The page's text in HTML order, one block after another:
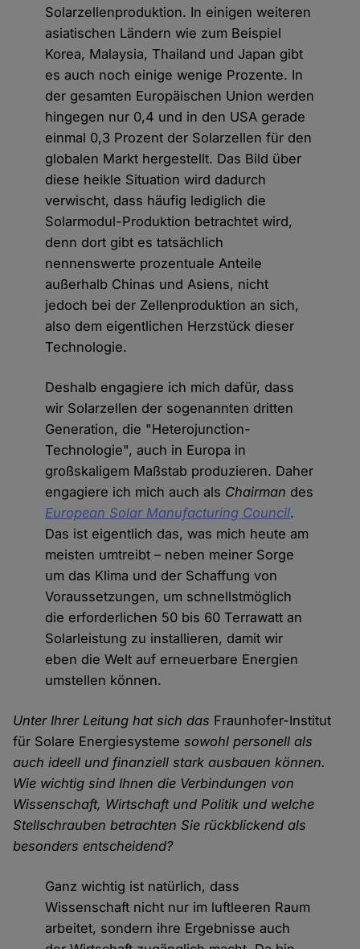
Solarzellenproduktion. In einigen weiteren
asiatischen Ländern wie zum Beispiel
Korea, Malaysia, Thailand und Japan gibt
es auch noch einige wenige Prozente. In
der gesamten Europäischen Union werden
hingegen nur 0,4 und in den USA gerade
einmal 0,3 Prozent der Solarzellen für den
globalen Markt hergestellt. Das Bild über
diese heikle Situation wird dadurch
verwischt, dass häufig lediglich die
Solarmodul-Produktion betrachtet wird,
denn dort gibt es tatsächlich
nennenswerte prozentuale Anteile
außerhalb Chinas und Asiens, nicht
jedoch bei der Zellenproduktion an sich,
also dem eigentlichen Herzstück dieser
Technologie.
Deshalb engagiere ich mich dafür, dass
wir Solarzellen der sogenannten dritten
Generation, die "Heterojunction-
Technologie", auch in Europa in
großskaligem Maßstab produzieren. Daher
engagiere ich mich auch als Chairman des
European Solar Manufacturing Council.
Das ist eigentlich das, was mich heute am
meisten umtreibt – neben meiner Sorge
um das Klima und der Schaffung von
Voraussetzungen, um schnellstmöglich
die erforderlichen 50 bis 60 Terrawatt an
Solarleistung zu installieren, damit wir
eben die Welt auf erneuerbare Energien
umstellen können.
Unter Ihrer Leitung hat sich das Fraunhofer-Institut
für Solare Energiesystemesowohl personell als
auch ideell und finanziell stark ausbauen können.
Wie wichtig sind Ihnen die Verbindungen von
Wissenschaft, Wirtschaft und Politik und welche
Stellschrauben betrachten Sie rückblickend als
besonders entscheidend?
Ganz wichtig ist natürlich, dass
Wissenschaft nicht nur im luftleeren Raum
arbeitet, sondern ihre Ergebnisse auch